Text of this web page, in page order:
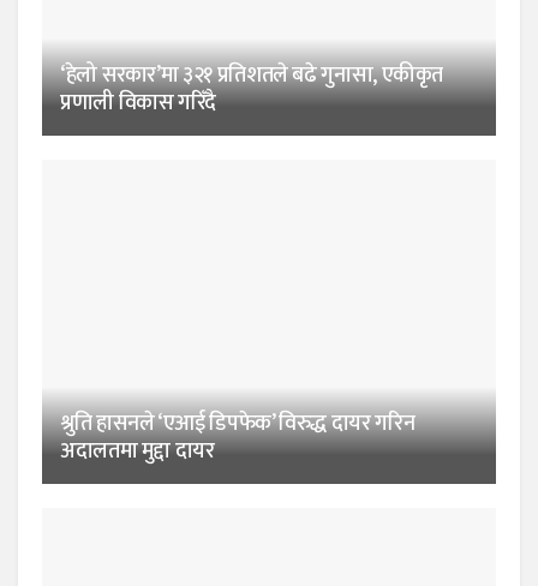
‘हेलो सरकार’मा ३२१ प्रतिशतले बढे गुनासा, एकीकृत
प्रणाली विकास गरिँदै
श्रुति हासनले ‘एआई डिपफेक’ विरुद्ध दायर गरिन
अदालतमा मुद्दा दायर